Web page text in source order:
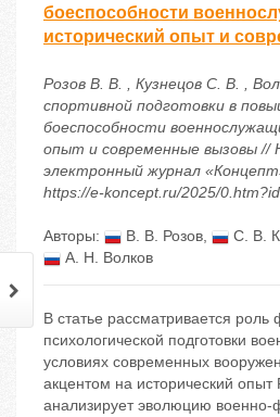
боеспособности
исторический опыт и
Розов В. В. , Кузнецов С. В. ,
спортивной подготовки в
боеспособности
опыт и современные вызовы //
электронный журнал
https://e-koncept.ru/2025/
Авторы: В. В. Розов, С. В.
А. Н. Волков
В статье рассматривается роль
психологической подготовки
условиях современных
акцентом на исторический
анализирует эволюцию военно-